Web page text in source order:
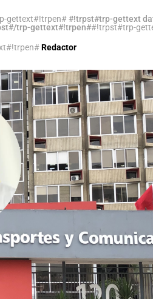
gettext#!trpen##!trpst#trp-gettext
trp-gettext#!trpen##!trpst#trp-
Redactor